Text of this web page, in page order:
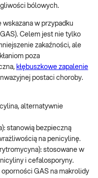
bólowych.
w przypadku
Celem jest nie tylko
zakaźności, ale
poza
kłębuszkowe zapalenie
postaci choroby.
alternatywnie
stanowią bezpieczną
na penicylinę.
stosowane w
i cefalosporyny.
GAS na makrolidy